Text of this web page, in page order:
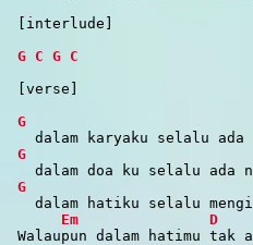
[interlude]
G C G C
[verse]
G
dalam karyaku selalu ada
G
dalam doa ku selalu ada
G
dalam hatiku selalu
Em
D
Walaupun dalam hatimu tak